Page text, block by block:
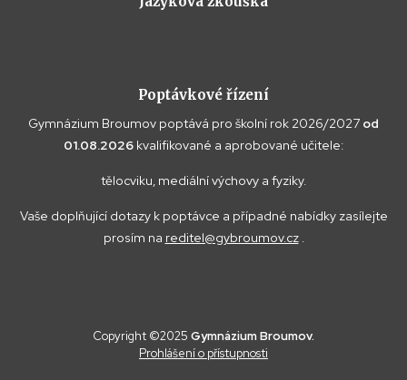
Poptávkové řízení
Gymnázium Broumov poptává pro školní rok 2026/2027 od
01.08.2026 kvalifikované a aprobované učitele:
tělocviku, mediální výchovy a fyziky.
Vaše doplňující dotazy k poptávce a případné nabídky zasílejte
prosím na reditel@gybroumov.cz.
Copyright ©2025 Gymnázium Broumov.
Prohlášení o přístupnosti